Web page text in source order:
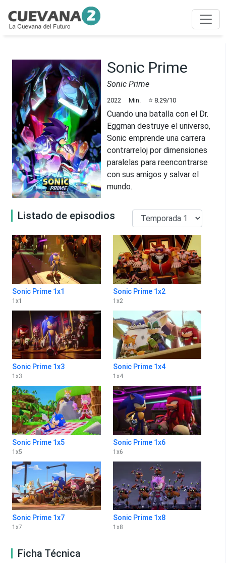
Sonic Prime
Sonic Prime
2022 Min. ⭐ 8.29/10
Cuando una batalla con el Dr.
Eggman destruye el universo,
Sonic emprende una carrera
contrarreloj por dimensiones
paralelas para reencontrarse
con sus amigos y salvar el
mundo.
Listado de episodios
Sonic Prime 1x1
1 x1
Sonic Prime 1x2
1 x2
Sonic Prime 1x3
1 x3
Sonic Prime 1x4
1 x4
Sonic Prime 1x5
1 x5
Sonic Prime 1x6
1 x6
Sonic Prime 1x7
1 x7
Sonic Prime 1x8
1 x8
Ficha Técnica